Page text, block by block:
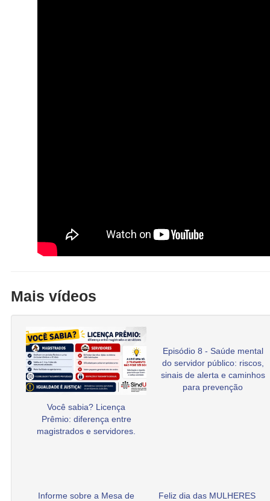
Mais vídeos
Você sabia? Licença
Prêmio: diferença entre
magistrados e servidores.
Episódio 8 - Saúde mental
do servidor público: riscos,
sinais de alerta e caminhos
para prevenção
Informe sobre a Mesa de
Feliz dia das MULHERES